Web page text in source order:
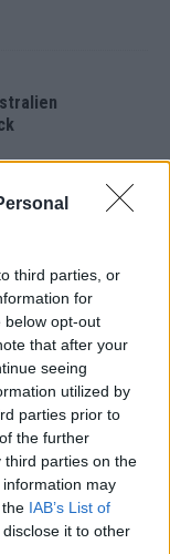
third parties, or
for
below opt-out
that after your
seeing
utilized by
parties prior to
the further
third parties on the
information may
IAB’s List of
it to other
– vier sicher,
wirklich fair?